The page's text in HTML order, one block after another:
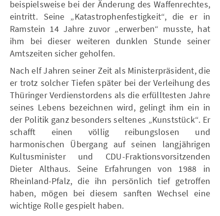
beispielsweise bei der Änderung des Waffenrechtes,
eintritt. Seine „Katastrophenfestigkeit“, die er in
Ramstein 14 Jahre zuvor „erwerben“ musste, hat
ihm bei dieser weiteren dunklen Stunde seiner
Amtszeiten sicher geholfen.
Nach elf Jahren seiner Zeit als Ministerpräsident, die
er trotz solcher Tiefen später bei der Verleihung des
Thüringer Verdienstordens als die erfülltesten Jahre
seines Lebens bezeichnen wird, gelingt ihm ein in
der Politik ganz besonders seltenes „Kunststück“. Er
schafft einen völlig reibungslosen und
harmonischen Übergang auf seinen langjährigen
Kultusminister und CDU-Fraktionsvorsitzenden
Dieter Althaus. Seine Erfahrungen von 1988 in
Rheinland-Pfalz, die ihn persönlich tief getroffen
haben, mögen bei diesem sanften Wechsel eine
wichtige Rolle gespielt haben.